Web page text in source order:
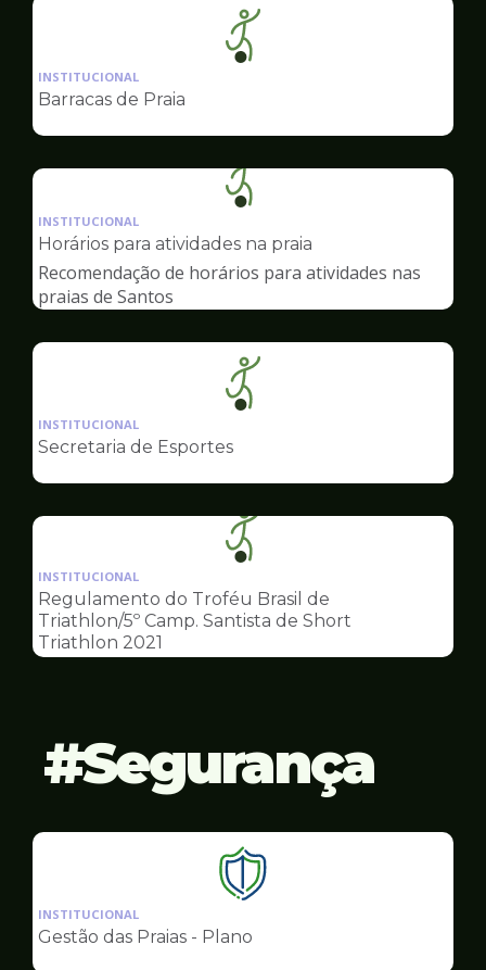
Ilustração
da
Esportes
INSTITUCIONAL
Barracas de Praia
Ilustração
da
pagina
Esportes
INSTITUCIONAL
Horários para atividades na praia
Recomendação de horários para atividades nas
praias de Santos
Ilustração
da
Esportes
INSTITUCIONAL
Secretaria de Esportes
Ilustração
da
pagina
de
INSTITUCIONAL
Regulamento do Troféu Brasil de
Triathlon/5º Camp. Santista de Short
Triathlon 2021
Segurança
Ilustração
da
pagina
INSTITUCIONAL
Gestão das Praias - Plano